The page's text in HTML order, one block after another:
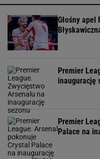
Głośny
Premier
inaugurację
Premier
Palace na